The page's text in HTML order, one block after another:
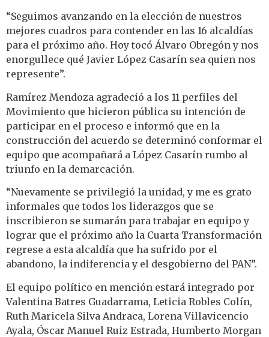
“Seguimos avanzando en la elección de nuestros
mejores cuadros para contender en las 16 alcaldías
para el próximo año. Hoy tocó Álvaro Obregón y nos
enorgullece qué Javier López Casarín sea quien nos
represente”.
Ramírez Mendoza agradeció a los 11 perfiles del
Movimiento que hicieron pública su intención de
participar en el proceso e informó que en la
construcción del acuerdo se determinó conformar el
equipo que acompañará a López Casarín rumbo al
triunfo en la demarcación.
“Nuevamente se privilegió la unidad, y me es grato
informales que todos los liderazgos que se
inscribieron se sumarán para trabajar en equipo y
lograr que el próximo año la Cuarta Transformación
regrese a esta alcaldía que ha sufrido por el
abandono, la indiferencia y el desgobierno del PAN”.
El equipo político en mención estará integrado por
Valentina Batres Guadarrama, Leticia Robles Colín,
Ruth Maricela Silva Andraca, Lorena Villavicencio
Ayala, Óscar Manuel Ruiz Estrada, Humberto Morgan